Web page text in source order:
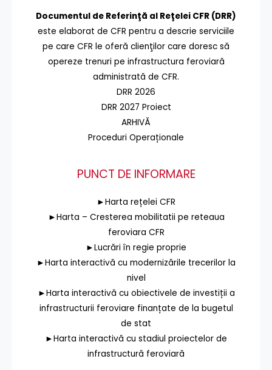
Documentul de Referinţă al Reţelei CFR (DRR)
este elaborat de CFR pentru a descrie serviciile
pe care CFR le oferă clienţilor care doresc să
opereze trenuri pe infrastructura feroviară
administrată de CFR.
DRR 2026
DRR 2027 Proiect
ARHIVĂ
Proceduri Operaționale
PUNCT DE INFORMARE
►Harta rețelei CFR
►Harta – Cresterea mobilitatii pe reteaua
feroviara CFR
►Lucrări în regie proprie
►Harta interactivă cu modernizările trecerilor la
nivel
►Harta interactivă cu obiectivele de investiții a
infrastructurii feroviare finanțate de la bugetul
de stat
►Harta interactivă cu stadiul proiectelor de
infrastructură feroviară